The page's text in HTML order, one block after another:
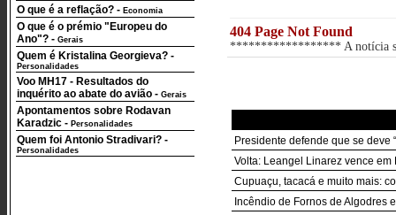
O que é a reflação? - Economia
O que é o prémio "Europeu do
Ano"? - Gerais
Quem é Kristalina Georgieva? -
Personalidades
Voo MH17 - Resultados do
inquérito ao abate do avião - Gerais
Apontamentos sobre Rodavan
Karadzic - Personalidades
Quem foi Antonio Stradivari? -
Personalidades
404 Page Not Found
****************** A notícia
Presidente defende que se deve
Volta: Leangel Linarez vence
Cupuaçu, tacacá e muito mais:
Incêndio de Fornos de Algodres